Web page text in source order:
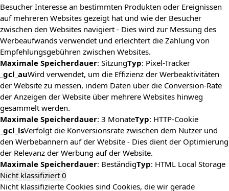
Besucher Interesse an bestimmten Produkten oder Ereignissen
auf mehreren Websites gezeigt hat und wie der Besucher
zwischen den Websites navigiert - Dies wird zur Messung des
Werbeaufwands verwendet und erleichtert die Zahlung von
Empfehlungsgebühren zwischen Websites.
Maximale Speicherdauer: SitzungTyp: Pixel-Tracker
_gcl_auWird verwendet, um die Effizienz der Werbeaktivitäten
der Website zu messen, indem Daten über die Conversion-Rate
der Anzeigen der Website über mehrere Websites hinweg
gesammelt werden.
Maximale Speicherdauer: 3 MonateTyp: HTTP-Cookie
_gcl_lsVerfolgt die Konversionsrate zwischen dem Nutzer und
den Werbebannern auf der Website - Dies dient der Optimierung
der Relevanz der Werbung auf der Website.
Maximale Speicherdauer: BeständigTyp: HTML Local Storage
Nicht klassifiziert 0
Nicht klassifizierte Cookies sind Cookies, die wir gerade